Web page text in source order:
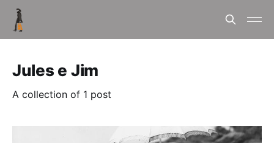
Jules e Jim
A collection of 1 post